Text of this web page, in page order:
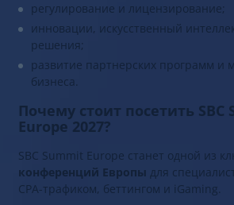
регулирование и лицензирование;
инновации, искусственный
решения;
развитие партнерских программ и
бизнеса.
Почему стоит посетить SBC
Europe 2027?
SBC Summit Europe станет одной из
конференций Европы для
CPA-трафиком, беттингом и iGaming.